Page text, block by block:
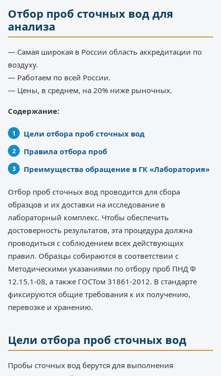
Отбор проб сточных вод для
анализа
— Самая широкая в России область аккредитации по
воздуху.
— Работаем по всей России.
— Цены, в среднем, на 20% ниже рыночных.
Содержание:
Цели отбора проб сточных вод
Правила отбора проб
Преимущества обращение в ГК «Лаборатория»
Отбор проб сточных вод проводится для сбора
образцов и их доставки на исследование в
лабораторный комплекс. Чтобы обеспечить
достоверность результатов, эта процедура должна
проводиться с соблюдением всех действующих
правил. Образцы собираются в соответствии с
Методическими указаниями по отбору проб ПНД Ф
12.15.1-08, а также ГОСТом 31861-2012. В стандарте
фиксируются общие требования к их получению,
перевозке и хранению.
Цели отбора проб сточных вод
Пробы сточных вод берутся для выполнения